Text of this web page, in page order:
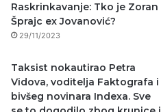
Raskrinkavanje: Tko je Zoran
Šprajc ex Jovanović?
29/11/2023
Taksist nokautirao Petra
Vidova, voditelja Faktografa i
bivšeg novinara Indexa. Sve